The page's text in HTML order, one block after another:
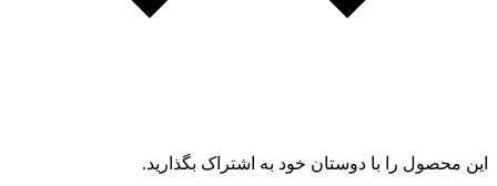
این محصول را با دوستان خود به اشتراک بگذارید.